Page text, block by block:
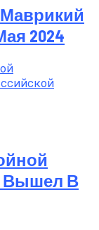
2024
Вышел В